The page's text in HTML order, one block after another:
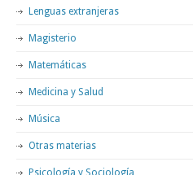
Lenguas extranjeras
Magisterio
Matemáticas
Medicina y Salud
Música
Otras materias
Psicología y Sociología